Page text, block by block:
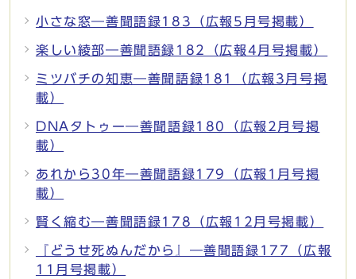
小さな窓―善聞語録183（広報5月号掲載）
楽しい綾部―善聞語録182（広報4月号掲載）
ミツバチの知恵―善聞語録181（広報3月号掲
載）
DNAタトゥー―善聞語録180（広報2月号掲
載）
あれから30年―善聞語録179（広報1月号掲
載）
賢く縮む―善聞語録178（広報12月号掲載）
『どうせ死ぬんだから』―善聞語録177（広報
11月号掲載）